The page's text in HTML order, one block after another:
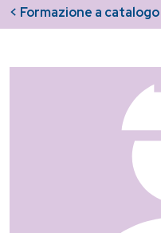
< Formazione a catalogo